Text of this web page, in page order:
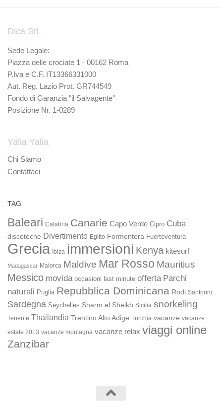
Dica Srl.
Sede Legale:
Piazza delle crociate 1 - 00162 Roma
P.Iva e C.F. IT13366331000
Aut. Reg. Lazio Prot. GR744549
Fondo di Garanzia "il Salvagente"
Posizione Nr. 1-0289
Yalla Yalla
Chi Siamo
Contattaci
TAG
Baleari Calabria Canarie Capo Verde Cipro Cuba
discoteche Divertimento Egitto Formentera Fuerteventura
Grecia Ibiza immersioni Kenya kitesurf
Madagascar Maiorca Maldive Mar Rosso Mauritius
Messico movida occasioni last minute offerta Parchi
naturali Puglia Repubblica Dominicana Rodi Santorini
Sardegna Seychelles Sharm el Sheikh Sicilia snorkeling
Tenerife Thailandia Trentino Alto Adige Turchia vacanze vacanze
estate 2013 vacanze montagna vacanze relax viaggi online
Zanzibar